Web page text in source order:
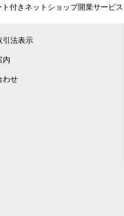
付きネットショップ開業サービス
引法表示
内
わせ